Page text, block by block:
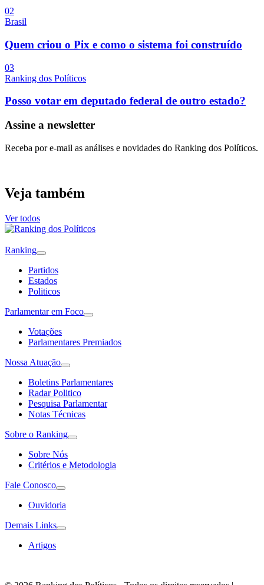
02
Brasil
Quem criou o Pix e como o sistema foi construído
03
Ranking dos Políticos
Posso votar em deputado federal de outro estado?
Assine a newsletter
Receba por e-mail as análises e novidades do Ranking dos Políticos.
Veja também
Ver todos
Ranking
Partidos
Estados
Politicos
Parlamentar em Foco
Votações
Parlamentares Premiados
Nossa Atuação
Boletins Parlamentares
Radar Politico
Pesquisa Parlamentar
Notas Técnicas
Sobre o Ranking
Sobre Nós
Critérios e Metodologia
Fale Conosco
Ouvidoria
Demais Links
Artigos